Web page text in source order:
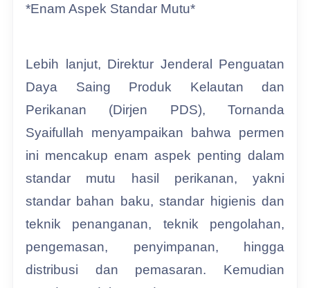
*Enam Aspek Standar Mutu*
Lebih lanjut, Direktur Jenderal Penguatan
Daya Saing Produk Kelautan dan
Perikanan (Dirjen PDS), Tornanda
Syaifullah menyampaikan bahwa permen
ini mencakup enam aspek penting dalam
standar mutu hasil perikanan, yakni
standar bahan baku, standar higienis dan
teknik penanganan, teknik pengolahan,
pengemasan, penyimpanan, hingga
distribusi dan pemasaran. Kemudian